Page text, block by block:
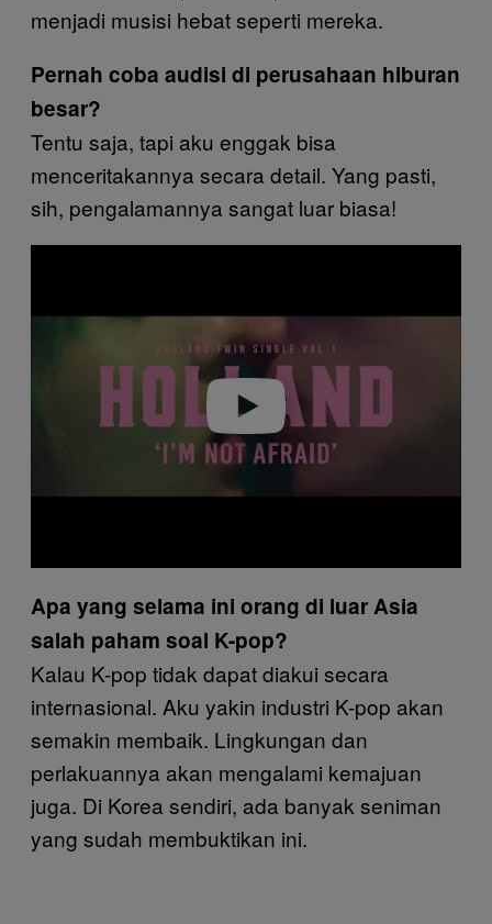
menjadi musisi hebat seperti mereka.
Pernah coba audisi di perusahaan hiburan
besar?
Tentu saja, tapi aku enggak bisa
menceritakannya secara detail. Yang pasti,
sih, pengalamannya sangat luar biasa!
v
Apa yang selama ini orang di luar Asia
salah paham soal K-pop?
Kalau K-pop tidak dapat diakui secara
internasional. Aku yakin industri K-pop akan
semakin membaik. Lingkungan dan
perlakuannya akan mengalami kemajuan
juga. Di Korea sendiri, ada banyak seniman
yang sudah membuktikan ini.